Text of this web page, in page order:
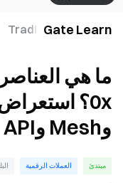
Gate Learn
ويب3 TradFi
ما هي
وMesh وAPI
مبتدئ العملات الرقمية